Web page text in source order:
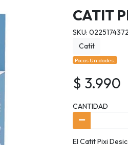
CATIT
SKU:
Catit
Pocas Unidades.
$ 3.990
CANTIDAD
El Catit Pixi